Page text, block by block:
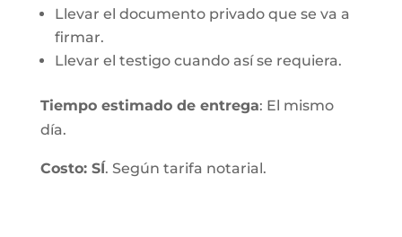
Llevar el documento privado que se va a
firmar.
Llevar el testigo cuando así se requiera.
Tiempo estimado de entrega: El mismo
día.
Costo: SÍ. Según tarifa notarial.